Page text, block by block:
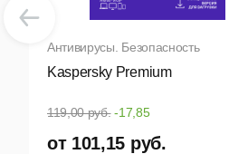
Kaspersky Premium
Антивирусы. Безопасность
119,00 руб. -17,85
от 101,15 руб.